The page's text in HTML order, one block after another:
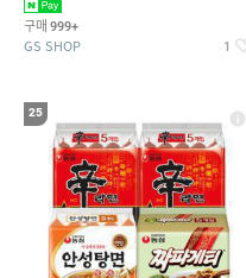
2027-04-24)
구매 999+
GS SHOP 1
25